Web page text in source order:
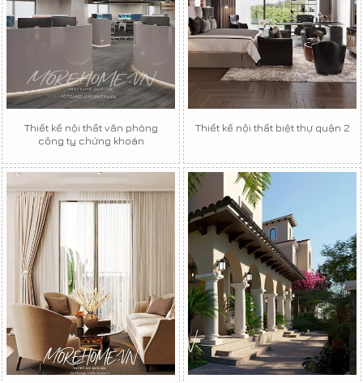
Thiết kế nội thất văn phòng
công ty chứng khoán
Thiết kế nội thất biệt thự quận 2